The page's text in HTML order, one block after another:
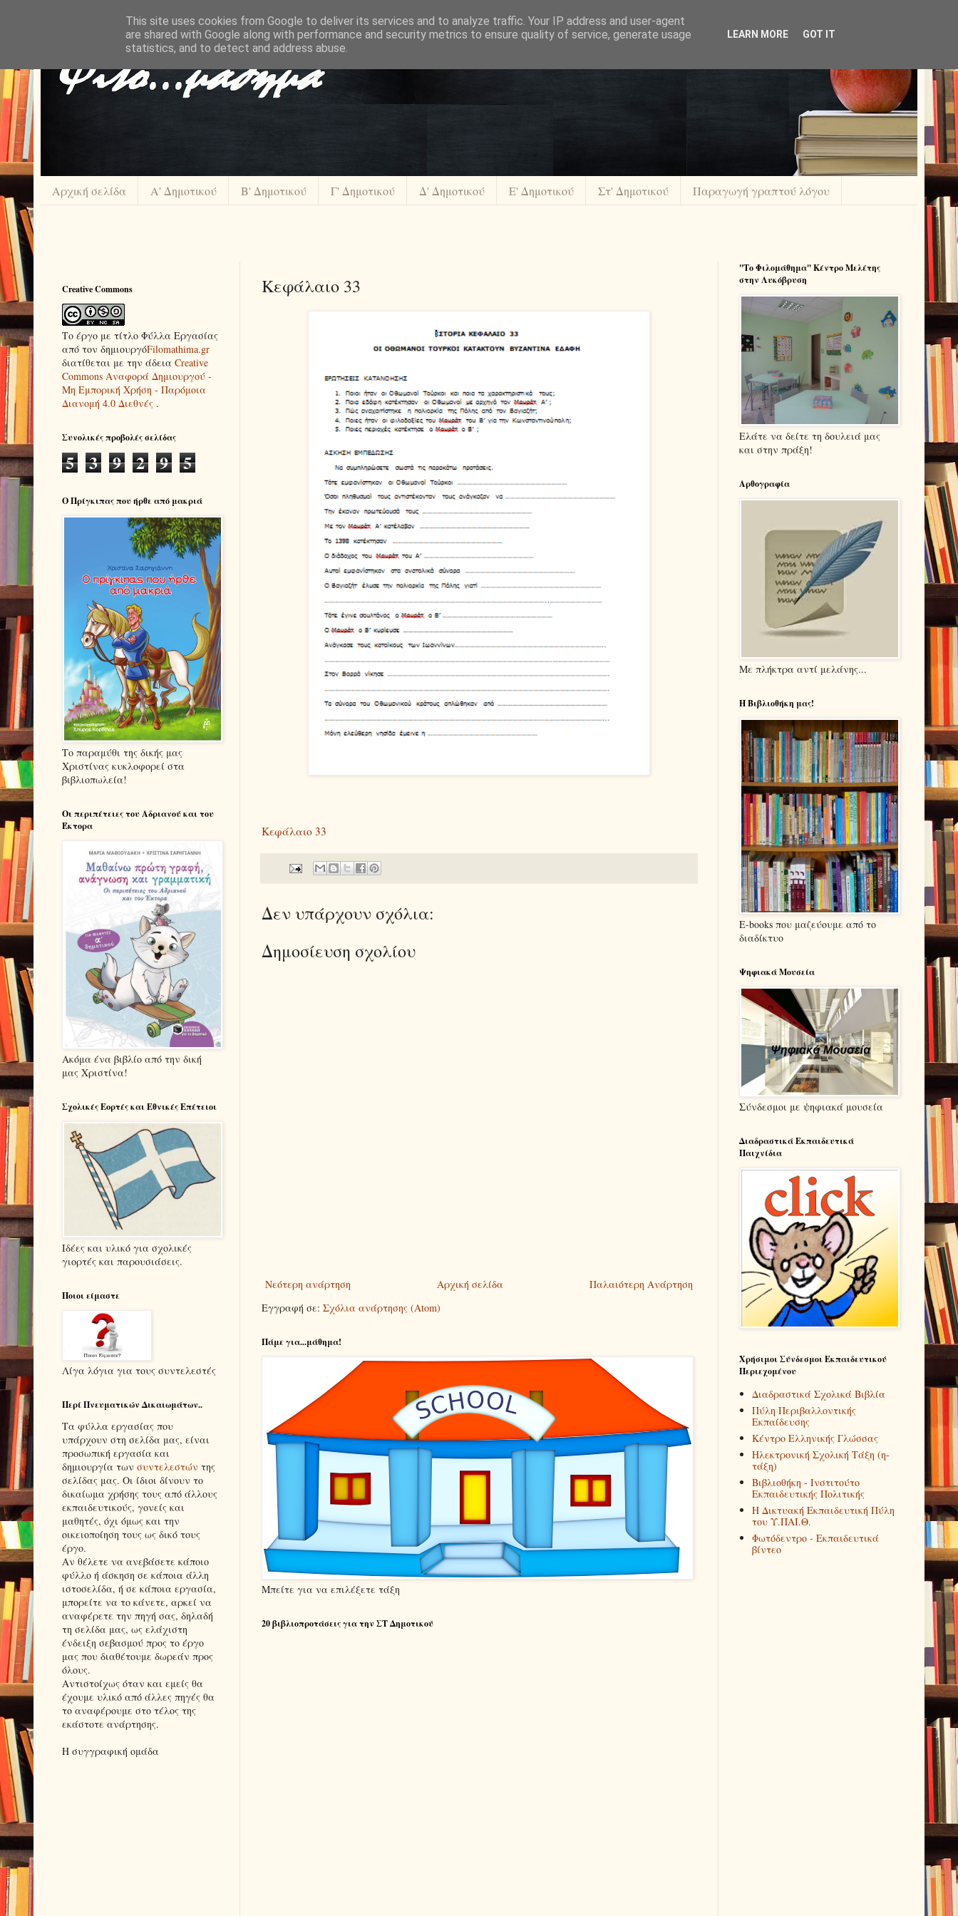
Αρχική σελίδα Α' Δημοτικού Β' Δημοτικού Γ' Δημοτικού Δ' Δημοτικού Ε' Δημοτικού Στ' Δημοτικού Παραγωγή γραπτού λόγου
Κεφάλαιο 33
Κεφάλαιο 33
Δεν υπάρχουν σχόλια:
Δημοσίευση σχολίου
Νεότερη ανάρτηση Παλαιότερη Ανάρτηση
Αρχική σελίδα
Εγγραφή σε: Σχόλια ανάρτησης (Atom)
Πάμε για...μάθημα!
Μπείτε για να επιλέξετε τάξη
20 βιβλιοπροτάσεις για την ΣΤ Δημοτικού
Creative Commons
Το έργο με τίτλο Φύλλα Εργασίας
από τον δημιουργόFilomathima.gr
διατίθεται με την άδεια Creative
Commons Αναφορά Δημιουργού -
Μη Εμπορική Χρήση - Παρόμοια
Διανομή 4.0 Διεθνές .
Συνολικές προβολές σελίδας
5 3 9 2 9 5
Ο Πρίγκιπας που ήρθε από μακριά
Το παραμύθι της δικής μας
Χριστίνας κυκλοφορεί στα
βιβλιοπωλεία!
Οι περιπέτειες του Αδριανού και του
Έκτορα
Ακόμα ένα βιβλίο από την δική
μας Χριστίνα!
Σχολικές Εορτές και Εθνικές Επέτειοι
Ιδέες και υλικό για σχολικές
γιορτές και παρουσιάσεις.
Ποιοι είμαστε
Λίγα λόγια για τους συντελεστές
Περί Πνευματικών Δικαιωμάτων..
Τα φύλλα εργασίας που
υπάρχουν στη σελίδα μας, είναι
προσωπική εργασία και
δημιουργία των συντελεστών της
σελίδας μας. Οι ίδιοι δίνουν το
δικαίωμα χρήσης τους από άλλους
εκπαιδευτικούς, γονείς και
μαθητές, όχι όμως και την
οικειοποίηση τους ως δικό τους
έργο.
Αν θέλετε να ανεβάσετε κάποιο
φύλλο ή άσκηση σε κάποια άλλη
ιστοσελίδα, ή σε κάποια εργασία,
μπορείτε να το κάνετε, αρκεί να
αναφέρετε την πηγή σας, δηλαδή
τη σελίδα μας, ως ελάχιστη
ένδειξη σεβασμού προς το έργο
μας που διαθέτουμε δωρεάν προς
όλους.
Αντιστοίχως όταν και εμείς θα
έχουμε υλικό από άλλες πηγές θα
το αναφέρουμε στο τέλος της
εκάστοτε ανάρτησης.
Η συγγραφική ομάδα
''Το Φιλομάθημα'' Κέντρο Μελέτης
στην Λυκόβρυση
Ελάτε να δείτε τη δουλειά μας
και στην πράξη!
Αρθογραφία
Με πλήκτρα αντί μελάνης...
Η Βιβλιοθήκη μας!
E-books που μαζεύουμε από το
διαδίκτυο
Ψηφιακά Μουσεία
Σύνδεσμοι με ψηφιακά μουσεία
Διαδραστικά Εκπαιδευτικά
Παιχνίδια
Χρήσιμοι Σύνδεσμοι Εκπαιδευτικού
Περιεχομένου
Διαδραστικά Σχολικά Βιβλία
Πύλη Περιβαλλοντικής
Εκπαίδευσης
Κέντρο Ελληνικής Γλώσσας
Ηλεκτρονική Σχολική Τάξη (η-
τάξη)
Βιβλιοθήκη - Ινστιτούτο
Εκπαιδευτικής Πολιτικής
Η Δικτυακή Εκπαιδευτική Πύλη
του Υ.ΠΑΙ.Θ.
Φωτόδεντρο - Εκπαιδευτικά
βίντεο
This site uses cookies from Google to deliver its services and to analyze traffic. Your IP address and user-agent
are shared with Google along with performance and security metrics to ensure quality of service, generate usage
statistics, and to detect and address abuse.
LEARN MORE GOT IT